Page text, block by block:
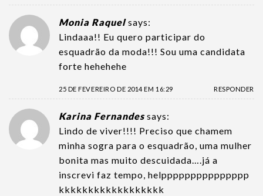
Monia Raquel says:
Lindaaa!! Eu quero participar do
esquadrão da moda!!! Sou uma candidata
forte hehehehe
25 DE FEVEREIRO DE 2014 EM 16:29 RESPONDER
Karina Fernandes says:
Lindo de viver!!!! Preciso que chamem
minha sogra para o esquadrão, uma mulher
bonita mas muito descuidada….já a
inscrevi faz tempo, helppppppppppppppp
kkkkkkkkkkkkkkkkkk